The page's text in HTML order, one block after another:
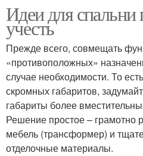
Идеи для спальни
учесть
Прежде всего, совмещать
«противоположных»
случае необходимости. То
скромных габаритов,
габариты более
Решение простое – грамотно
мебель (трансформер) и
отделочные материалы.